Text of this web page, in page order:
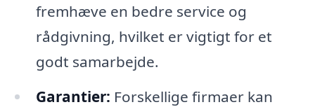
fremhæve en bedre service og
rådgivning, hvilket er vigtigt for et
godt samarbejde.
Garantier: Forskellige firmaer kan